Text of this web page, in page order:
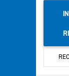
de Venezuela